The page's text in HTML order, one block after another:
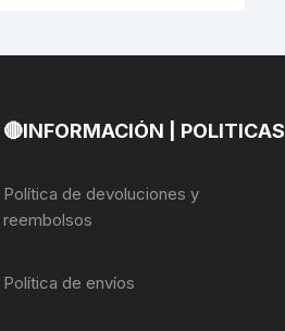
🔴INFORMACIÓN | POLITICAS
Política de devoluciones y
reembolsos
Política de envíos